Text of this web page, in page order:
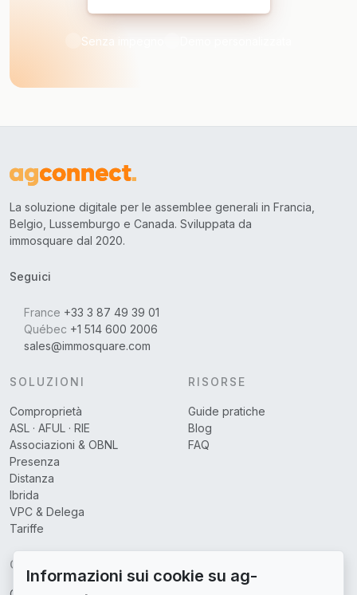
Senza impegno
La soluzione digitale per le assemblee generali in Francia,
Belgio, Lussemburgo e Canada. Sviluppata da
immosquare dal 2020.
Seguici
France +33 3 87 49 39 01
Québec +1 514 600 2006
sales@immosquare.com
SOLUZIONI
Comproprietà
ASL · AFUL · RIE
Associazioni & OBNL
Presenza
Distanza
Ibrida
VPC & Delega
Tariffe
RISORSE
Guide pratiche
Blog
FAQ
CHI SIAMO
Informazioni sui cookie su ag-